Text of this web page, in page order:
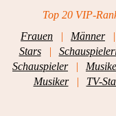
Top 20 VIP-
Frauen
| Männer |
Stars
|
Schauspieler
|
Musiker
| TV-